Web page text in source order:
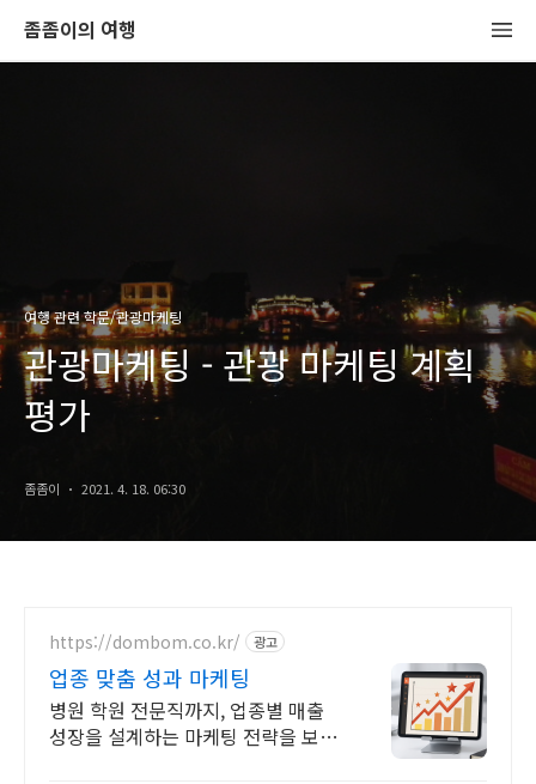
좀좀이의 여행
여행 관련 학문/관광마케팅
관광마케팅 - 관광 마케팅 계획
평가
좀좀이 2021. 4. 18. 06:30
https://dombom.co.kr/ 광고
업종 맞춤 성과 마케팅
병원 학원 전문직까지, 업종별 매출
성장을 설계하는 마케팅 전략을 보여